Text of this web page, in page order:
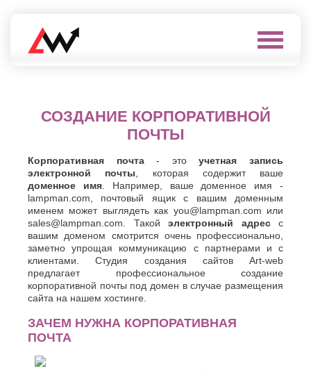
Выберите
город
Анапа
Арзамас
Армавир
Архангельск
Астрахань
Б
Балаково
Балашиха
Батайск
Бахчисарай
Березники
Благовещенск
Нижневартовск
Нижнекамск
Нижний
Тагил
Новокуйбышевск
Новомосковск
Новороссийск
Новочебоксарск
Новочеркасск
Новошахтинск
Новый
Уренгой
Ноябрьск
О
Обнинск
Одинцово
Октябрьский
СОЗДАНИЕ КОРПОРАТИВНОЙ
ПОЧТЫ
Корпоративная почта- этоучетная запись
электронной почты , которая содержит ваше
доменное имя. Например, ваше доменное имя -
lampman.com, почтовый ящик с вашим доменным
именем может выглядеть как you@lampman.com или
sales@lampman.com. Такой электронный адресс
вашим доменом смотрится очень профессионально,
заметно упрощая коммуникацию с партнерами и с
клиентами. Студия создания сайтов Аrt-web
предлагает профессиональное создание
корпоративной почты под домен в случае размещения
сайта на нашем хостинге.
ЗАЧЕМ НУЖНА КОРПОРАТИВНАЯ
ПОЧТА